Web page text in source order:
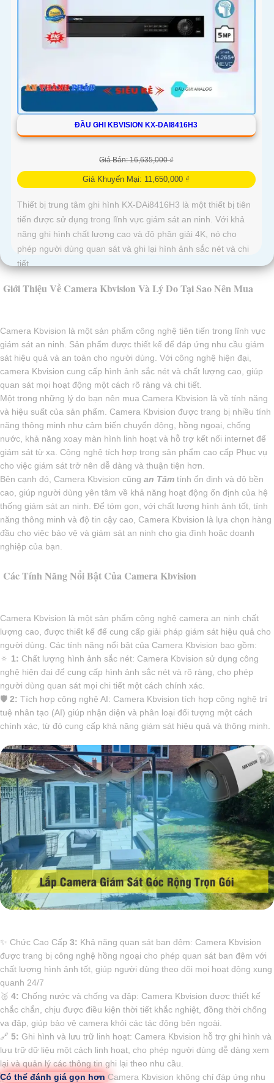
ĐẦU GHI KBVISION KX-DAI8416H3
Giá Bán: 16,635,000 ₫
Giá Khuyến Mại: 11,650,000 ₫
Thiết bị trung tâm ghi hình KX-DAi8416H3 là một thiết bị tiên
tiến được sử dụng trong lĩnh vực giám sát an ninh. Với khả
năng ghi hình chất lượng cao và độ phân giải 4K, nó cho
phép người dùng quan sát và ghi lại hình ảnh sắc nét và chi
tiết
Giới Thiệu Về Camera Kbvision Và Lý Do Tại Sao Nên Mua
Camera Kbvision là một sản phẩm công nghệ tiên tiến trong lĩnh vực
giám sát an ninh. Sản phẩm được thiết kế để đáp ứng nhu cầu giám
sát hiệu quả và an toàn cho người dùng. Với công nghệ hiện đại,
camera Kbvision cung cấp hình ảnh sắc nét và chất lượng cao, giúp
quan sát mọi hoạt động một cách rõ ràng và chi tiết.
Một trong những lý do bạn nên mua Camera Kbvision là về tính năng
và hiệu suất của sản phẩm. Camera Kbvision được trang bị nhiều tính
năng thông minh như cảm biến chuyển động, hồng ngoại, chống
nước, khả năng xoay màn hình linh hoạt và hỗ trợ kết nối internet để
giám sát từ xa. Cộng nghệ tích hợp trong sản phẩm cao cấp Phục vụ
cho việc giám sát trở nên dễ dàng và thuận tiện hơn.
Bên cạnh đó, Camera Kbvision cũng an Tâm tính ổn định và độ bền
cao, giúp người dùng yên tâm về khả năng hoạt động ổn định của hệ
thống giám sát an ninh. Để tóm gọn, với chất lượng hình ảnh tốt, tính
năng thông minh và độ tin cậy cao, Camera Kbvision là lựa chọn hàng
đầu cho việc bảo vệ và giám sát an ninh cho gia đình hoặc doanh
nghiệp của bạn.
Các Tính Năng Nổi Bật Của Camera Kbvision
Camera Kbvision là một sản phẩm công nghệ camera an ninh chất
lượng cao, được thiết kế để cung cấp giải pháp giám sát hiệu quả cho
người dùng. Các tính năng nổi bật của Camera Kbvision bao gồm:
🔅 1: Chất lượng hình ảnh sắc nét: Camera Kbvision sử dụng công
nghệ hiện đại để cung cấp hình ảnh sắc nét và rõ ràng, cho phép
người dùng quan sát mọi chi tiết một cách chính xác.
🛡 2: Tích hợp công nghệ AI: Camera Kbvision tích hợp công nghệ trí
tuệ nhân tạo (AI) giúp nhận diện và phân loại đối tượng một cách
chính xác, từ đó cung cấp khả năng giám sát hiệu quả và thông minh.
✨ Chức Cao Cấp 3: Khả năng quan sát ban đêm: Camera Kbvision
được trang bị công nghệ hồng ngoại cho phép quan sát ban đêm với
chất lượng hình ảnh tốt, giúp người dùng theo dõi mọi hoạt động xung
quanh 24/7
️🥈 4: Chống nước và chống va đập: Camera Kbvision được thiết kế
chắc chắn, chịu được điều kiện thời tiết khắc nghiệt, đồng thời chống
va đập, giúp bảo vệ camera khỏi các tác động bên ngoài.
🔗 5: Ghi hình và lưu trữ linh hoạt: Camera Kbvision hỗ trợ ghi hình và
lưu trữ dữ liệu một cách linh hoạt, cho phép người dùng dễ dàng xem
lại và quản lý các thông tin ghi lại theo nhu cầu.
Có thể đánh giá gọn hơn Camera Kbvision không chỉ đáp ứng nhu